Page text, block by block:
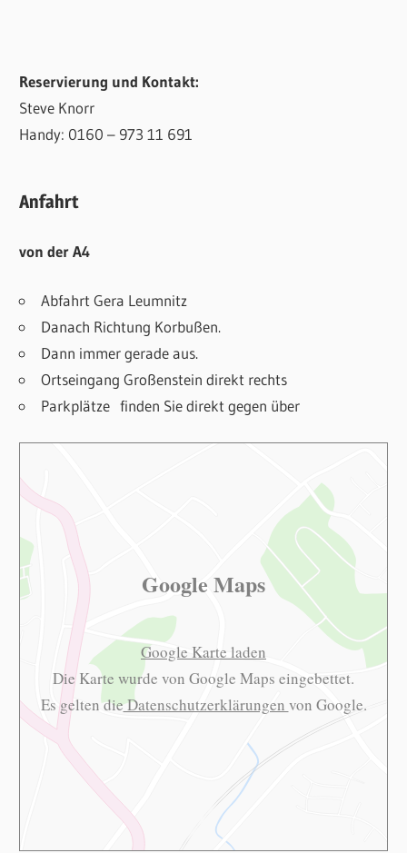
Reservierung und Kontakt:
Steve Knorr
Handy: 0160 – 973 11 691
Anfahrt
von der A4
Abfahrt Gera Leumnitz
Danach Richtung Korbußen.
Dann immer gerade aus.
Ortseingang Großenstein direkt rechts
Parkplätze finden Sie direkt gegen über
Google Maps
Google Karte laden
Die Karte wurde von Google Maps eingebettet.
Es gelten dieDatenschutzerklärungen von Google.